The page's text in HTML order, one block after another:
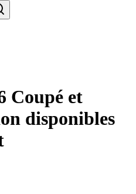
Coupé et
disponibles